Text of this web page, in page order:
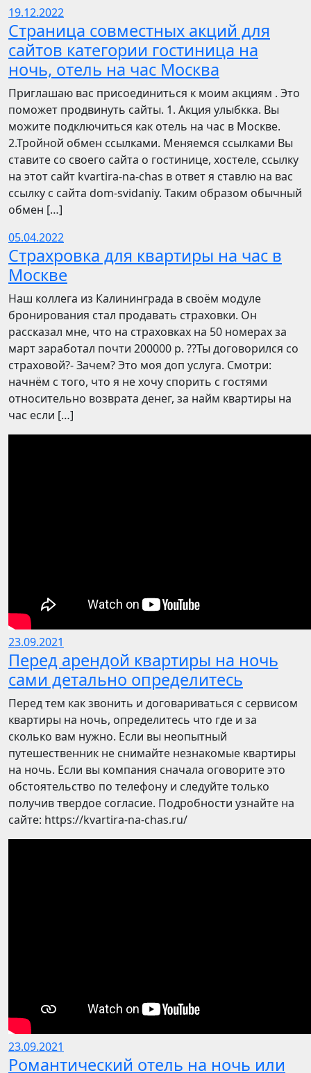
19.12.2022
Страница совместных акций для
сайтов категории гостиница на
ночь, отель на час Москва
Приглашаю вас присоединиться к моим акциям . Это
поможет продвинуть сайты. 1. Акция улыбкка. Вы
можите подключиться как отель на час в Москве.
2.Тройной обмен ссылками. Меняемся ссылками Вы
ставите со своего сайта о гостинице, хостеле, ссылку
на этот сайт kvartira-na-chas в ответ я ставлю на вас
ссылку с сайта dom-svidaniy. Таким образом обычный
обмен […]
05.04.2022
Страхровка для квартиры на час в
Москве
Наш коллега из Калининграда в своём модуле
бронирования стал продавать страховки. Он
рассказал мне, что на страховках на 50 номерах за
март заработал почти 200000 р. ??Ты договорился со
страховой?- Зачем? Это моя доп услуга. Смотри:
начнём с того, что я не хочу спорить с гостями
относительно возврата денег, за найм квартиры на
час если […]
23.09.2021
Перед арендой квартиры на ночь
сами детально определитесь
Перед тем как звонить и договариваться с сервисом
квартиры на ночь, определитесь что где и за
сколько вам нужно. Если вы неопытный
путешественник не снимайте незнакомые квартиры
на ночь. Если вы компания сначала оговорите это
обстоятельство по телефону и следуйте только
получив твердое согласие. Подробности узнайте на
сайте: https://kvartira-na-chas.ru/
23.09.2021
Романтический отель на ночь или